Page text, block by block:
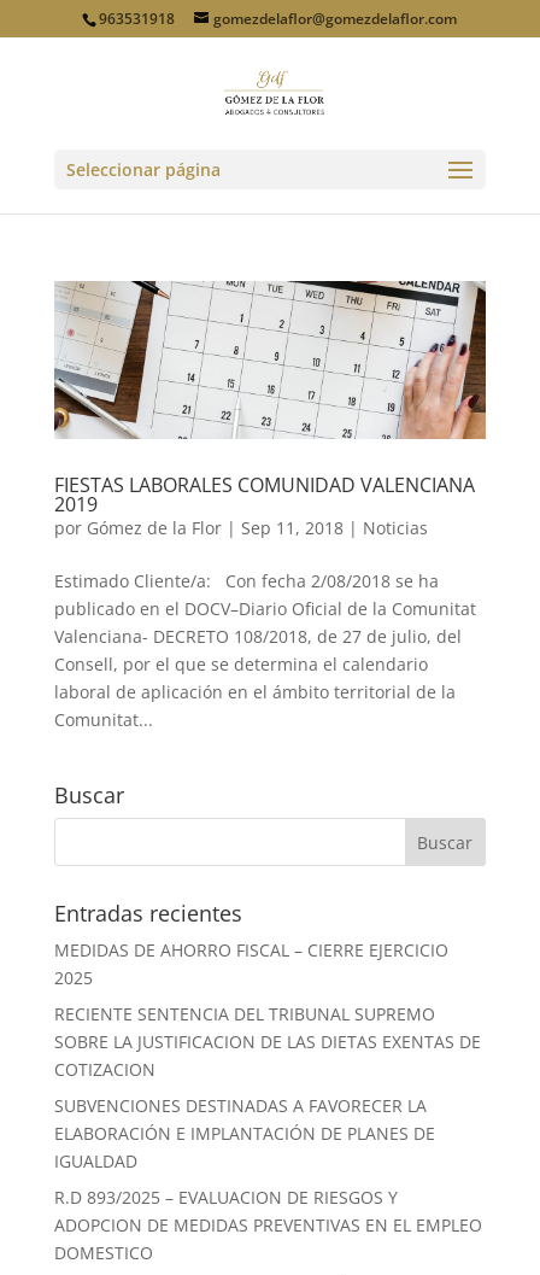
963531918 gomezdelaflor@gomezdelaflor.com
Seleccionar página
FIESTAS LABORALES COMUNIDAD VALENCIANA
2019
por Gómez de la Flor| Sep 11, 2018| Noticias
Estimado Cliente/a: Con fecha 2/08/2018 se ha
publicado en el DOCV–Diario Oficial de la Comunitat
Valenciana- DECRETO 108/2018, de 27 de julio, del
Consell, por el que se determina el calendario
laboral de aplicación en el ámbito territorial de la
Comunitat...
Buscar
Entradas recientes
MEDIDAS DE AHORRO FISCAL – CIERRE EJERCICIO
2025
RECIENTE SENTENCIA DEL TRIBUNAL SUPREMO
SOBRE LA JUSTIFICACION DE LAS DIETAS EXENTAS DE
COTIZACION
SUBVENCIONES DESTINADAS A FAVORECER LA
ELABORACIÓN E IMPLANTACIÓN DE PLANES DE
IGUALDAD
R.D 893/2025 – EVALUACION DE RIESGOS Y
ADOPCION DE MEDIDAS PREVENTIVAS EN EL EMPLEO
DOMESTICO